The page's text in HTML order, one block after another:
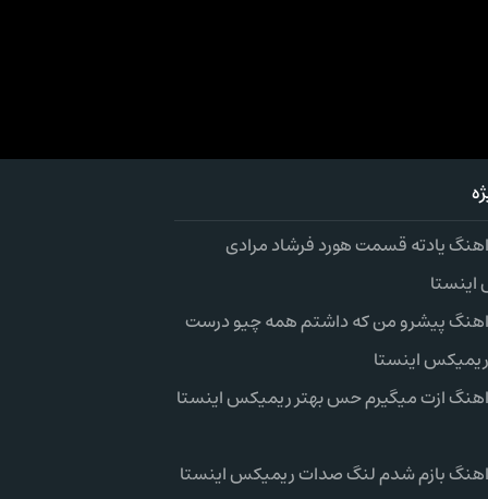
اهنگ یادته قسمت هورد فرشاد مرادی
اهنگ پیشرو من که داشتم همه چیو درست
اینستا
اهنگ ازت میگیرم حس بهتر ریمیکس اینستا
اهنگ بازم شدم لنگ صدات ریمیکس اینستا